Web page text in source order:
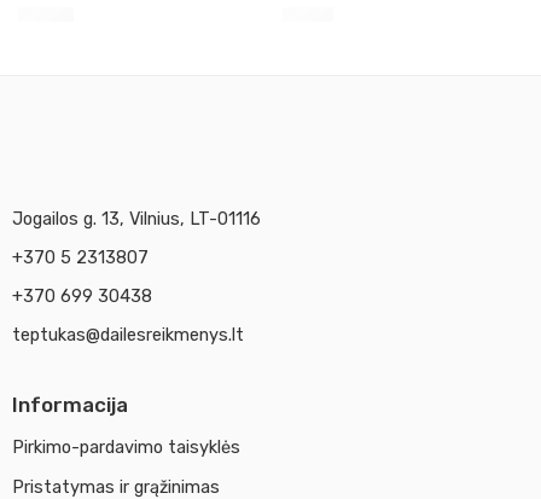
Jogailos g. 13, Vilnius, LT-01116
+370 5 2313807
+370 699 30438
teptukas@dailesreikmenys.lt
Informacija
Pirkimo-pardavimo taisyklės
Pristatymas ir grąžinimas